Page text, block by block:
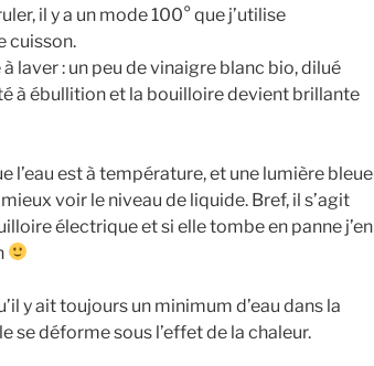
il y a un mode 100° que j’utilise
cuisson.
laver : un peu de vinaigre blanc bio, dilué
à ébullition et la bouilloire devient brillante
l’eau est à température, et une lumière bleue
voir le niveau de liquide. Bref, il s’agit
électrique et si elle tombe en panne j’en
y ait toujours un minimum d’eau dans la
se déforme sous l’effet de la chaleur.